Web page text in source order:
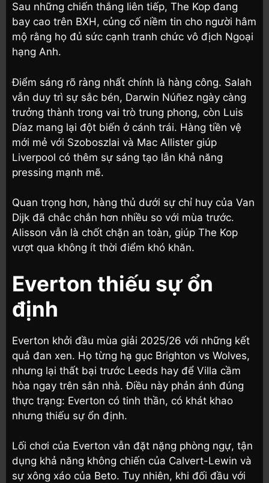
Sau những chiến thắng liên tiếp, The Kop đang
bay cao trên BXH, củng cố niềm tin cho người hâm
mộ rằng họ đủ sức cạnh tranh chức vô địch Ngoại
hạng Anh.
Điểm sáng rõ ràng nhất chính là hàng công. Salah
vẫn duy trì sự sắc bén, Darwin Núñez ngày càng
trưởng thành trong vai trò trung phong, còn Luis
Díaz mang lại đột biến ở cánh trái. Hàng tiền vệ
mới mẻ với Szoboszlai và Mac Allister giúp
Liverpool có thêm sự sáng tạo lẫn khả năng
pressing mạnh mẽ.
Quan trọng hơn, hàng thủ dưới sự chỉ huy của Van
Dijk đã chắc chắn hơn nhiều so với mùa trước.
Alisson vẫn là chốt chặn an toàn, giúp The Kop
vượt qua không ít thời điểm khó khăn.
Everton thiếu sự ổn
định
Everton khởi đầu mùa giải 2025/26 với những kết
quả đan xen. Họ từng hạ gục Brighton vs Wolves,
nhưng lại thất bại trước Leeds hay để Villa cầm
hòa ngay trên sân nhà. Điều này phản ánh đúng
thực trạng: Everton có tinh thần, có khát khao
nhưng thiếu sự ổn định.
Lối chơi của Everton vẫn đặt nặng phòng ngự, tận
dụng khả năng không chiến của Calvert-Lewin và
sự xông xáo của Beto. Tuy nhiên, khi đối đầu với